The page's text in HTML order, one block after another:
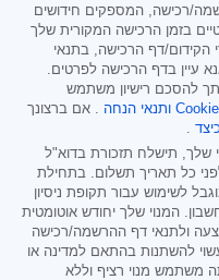
רכישה, המספקים חידושים
בזמן הרכישה המקורית שלך
הקידום/דף הרכישה, בתנאי
עיין בדף הרכישה לפרטים.
להסכם רישיון משתמש
ותנאי הנחה . אם ברצונך
שלך, תישלח תזכורת בדוא"ל
כל תאריך תשלום. בתחילת
לשימוש עבור תקופת ניסיון
המנוי שלך יחודש אוטומטית
ולתנאי דף ההרשמה/רכישה
להשתנות בהתאם למדינה או
משתמש מנוי רציף וללא